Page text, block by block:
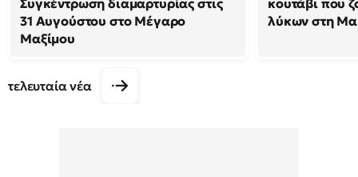
Συγκέντρωση διαμαρτυρίας στις
31 Αυγούστου στο Μέγαρο
Μαξίμου
κουτάβι που
λύκων στη
τελευταία νέα